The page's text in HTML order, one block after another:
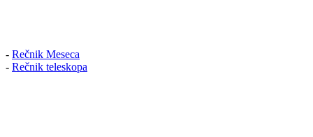
- Rečnik Meseca
- Rečnik teleskopa